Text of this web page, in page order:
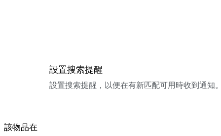
設置搜索提醒
設置搜索提醒，以便在有新匹配可用時收到通知
該物品在